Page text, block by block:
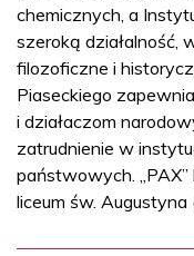
chemicznych, a
szeroką działalność,
filozoficzne i
Piaseckiego
i działaczom
zatrudnienie w
państwowych.
liceum św. Augustyna